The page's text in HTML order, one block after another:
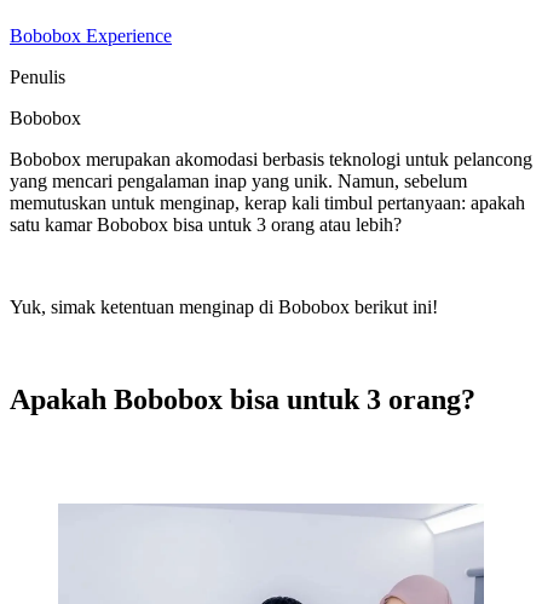
Bobobox Experience
Penulis
Bobobox
Bobobox merupakan akomodasi berbasis teknologi untuk pelancong
yang mencari pengalaman inap yang unik. Namun, sebelum
memutuskan untuk menginap, kerap kali timbul pertanyaan: apakah
satu kamar Bobobox bisa untuk 3 orang atau lebih?
Yuk, simak ketentuan menginap di Bobobox berikut ini!
Apakah Bobobox bisa untuk 3 orang?